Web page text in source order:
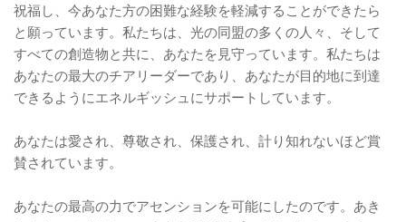
祝福し、今あなた方の困難な経験を軽減することができたら
と願っています。私たちは、光の同盟の多くの人々、そして
すべての創造物と共に、あなたを見守っています。私たちは
あなたの最大のチアリーダーであり、あなたが目的地に到達
できるようにエネルギッシュにサポートしています。
あなたは愛され、尊敬され、保護され、計り知れないほど賞
賛されています。
あなたの最高の力でアセンションを可能にしたのです。あき